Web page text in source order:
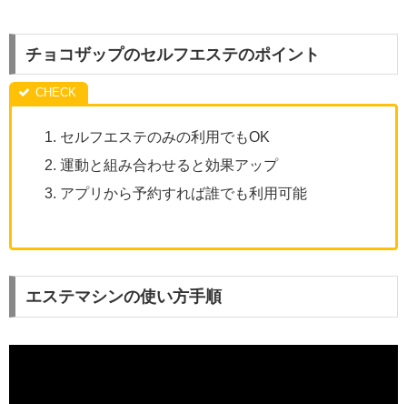
チョコザップのセルフエステのポイント
セルフエステのみの利用でもOK
運動と組み合わせると効果アップ
アプリから予約すれば誰でも利用可能
エステマシンの使い方手順